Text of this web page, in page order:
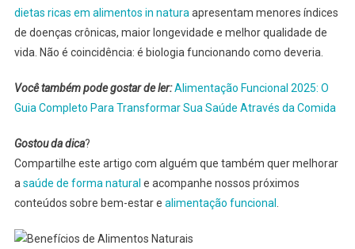
dietas ricas em alimentos in natura apresentam menores índices
de doenças crônicas, maior longevidade e melhor qualidade de
vida. Não é coincidência: é biologia funcionando como deveria.
Você também pode gostar de ler:Alimentação Funcional 2025: O
Guia Completo Para Transformar Sua Saúde Através da Comida
Gostou da dica?
Compartilhe este artigo com alguém que também quer melhorar
a saúde de forma natural e acompanhe nossos próximos
conteúdos sobre bem-estar e alimentação funcional